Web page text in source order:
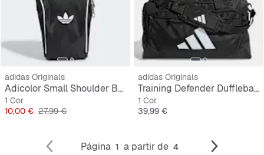
adidas Originals
Adicolor Small Shoulder Bag
1 Cor
Preço
10,00 € Preço original
27,99 €
adidas Originals
Training Defender Dufflebag S
1 Cor
Preço
39,99 €
Página 1 a partir de 4